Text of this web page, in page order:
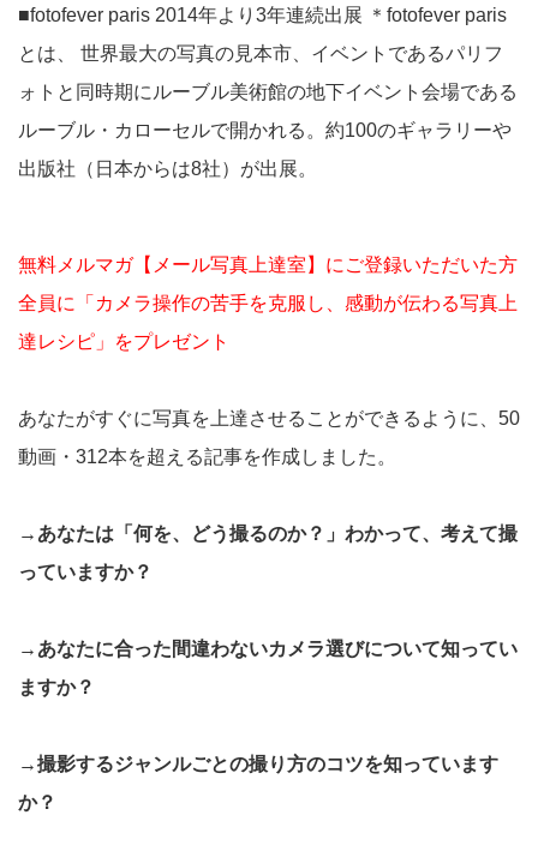
■fotofever paris 2014年より3年連続出展 ＊fotofever paris
とは、 世界最大の写真の見本市、イベントであるパリフ
ォトと同時期にルーブル美術館の地下イベント会場である
ルーブル・カローセルで開かれる。約100のギャラリーや
出版社（日本からは8社）が出展。
無料メルマガ【メール写真上達室】にご登録いただいた方
全員に「カメラ操作の苦手を克服し、感動が伝わる写真上
達レシピ」をプレゼント
あなたがすぐに写真を上達させることができるように、50
動画・312本を超える記事を作成しました。
→あなたは「何を、どう撮るのか？」わかって、考えて撮
っていますか？
→あなたに合った間違わないカメラ選びについて知ってい
ますか？
→撮影するジャンルごとの撮り方のコツを知っています
か？